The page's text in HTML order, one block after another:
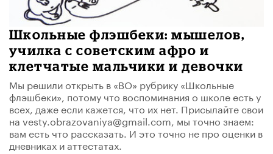
Школьные флэшбеки: мышелов,
училка с советским афро и
клетчатые мальчики и девочки
Мы решили открыть в «ВО» рубрику «Школьные
флэшбеки», потому что воспоминания о школе есть у
всех, даже если кажется, что их нет. Присылайте свои
на vesty.obrazovaniya@gmail.com, мы точно знаем:
вам есть что рассказать. И это точно не про оценки в
дневниках и аттестатах.